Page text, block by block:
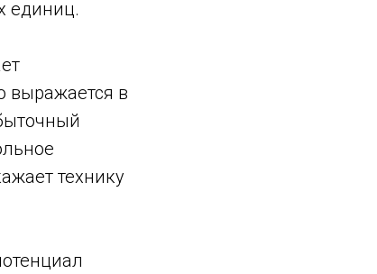
единиц.
выражается в
технику